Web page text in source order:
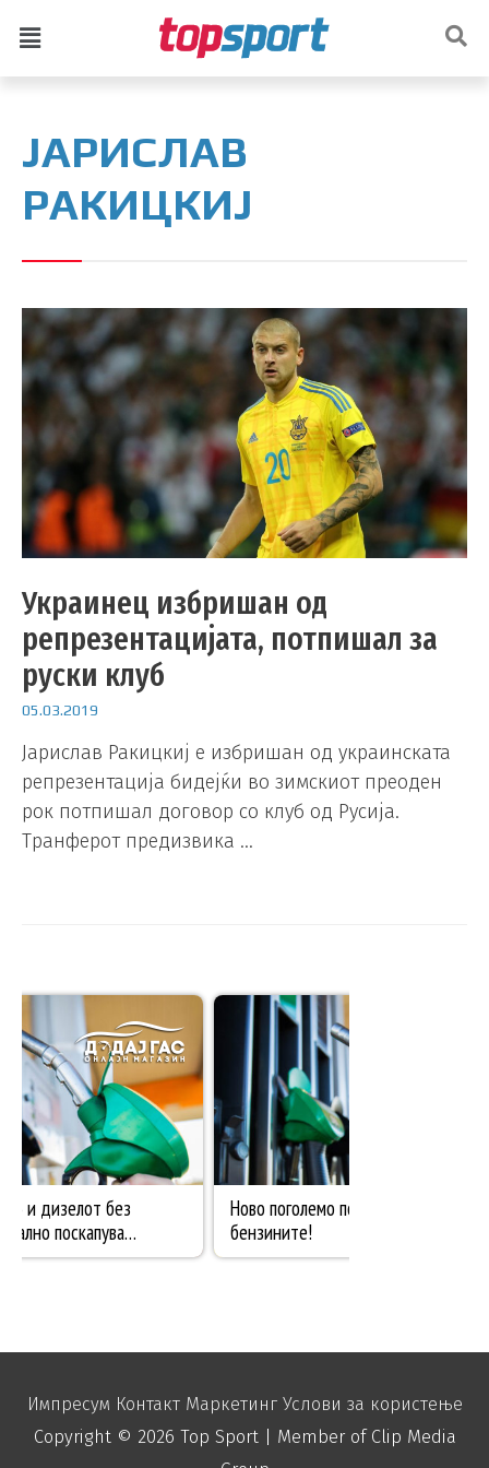
ЈАРИСЛАВ
РАКИЦКИЈ
Украинец избришан од
репрезентацијата, потпишал за
руски клуб
05.03.2019
Јарислав Ракицкиј е избришан од украинската
репрезентација бидејќи во зимскиот преоден
рок потпишал договор со клуб од Русија.
Транферот предизвика …
Импресум Контакт Маркетинг Услови за користење
Copyright © 2026 Top Sport| Member of Clip Media